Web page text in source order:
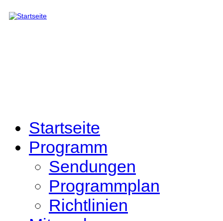
Direkt zum Inhalt
Startseite
Programm
Sendungen
Programmplan
Richtlinien